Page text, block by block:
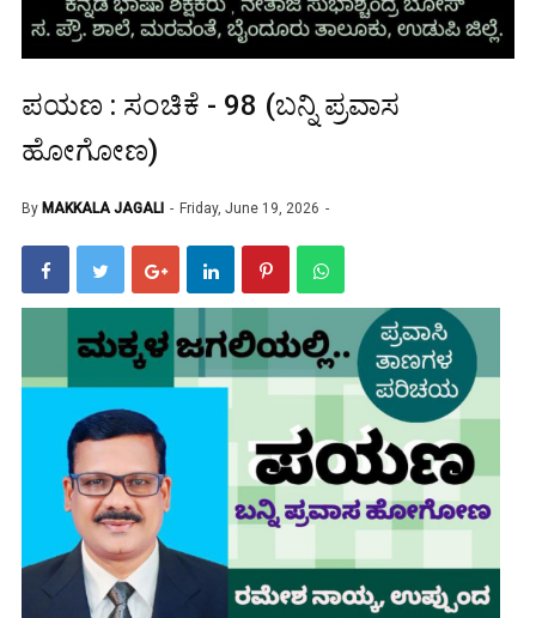
ಪಯಣ : ಸಂಚಿಕೆ - 98 (ಬನ್ನಿ ಪ್ರವಾಸ
ಹೋಗೋಣ)
By MAKKALA JAGALI Friday, June 19, 2026